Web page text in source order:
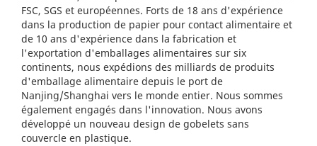
FSC, SGS et européennes. Forts de 18 ans d'expérience
dans la production de papier pour contact alimentaire et
de 10 ans d'expérience dans la fabrication et
l'exportation d'emballages alimentaires sur six
continents, nous expédions des milliards de produits
d'emballage alimentaire depuis le port de
Nanjing/Shanghai vers le monde entier. Nous sommes
également engagés dans l'innovation. Nous avons
développé un nouveau design de gobelets sans
couvercle en plastique.